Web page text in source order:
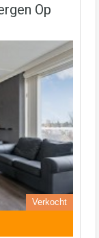
Op
Verkocht